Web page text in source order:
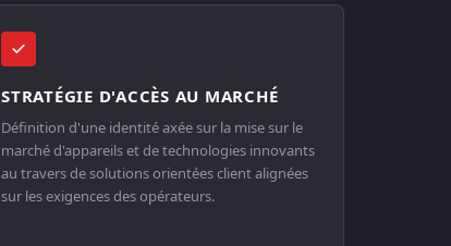
STRATÉGIE D'ACCÈS AU MARCHÉ
Définition d'une identité axée sur la mise sur le
marché d'appareils et de technologies innovants
au travers de solutions orientées client alignées
sur les exigences des opérateurs.